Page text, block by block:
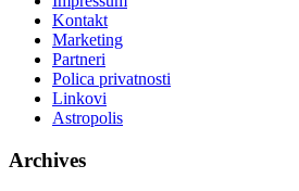
Kontakt
Marketing
Partneri
Polica privatnosti
Linkovi
Astropolis
Archives